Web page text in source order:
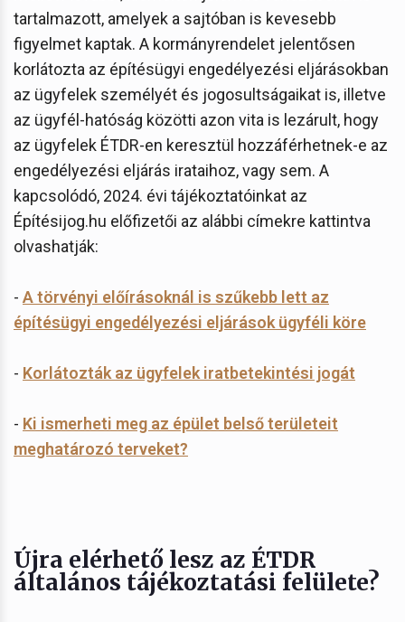
tartalmazott, amelyek a sajtóban is kevesebb
figyelmet kaptak. A kormányrendelet jelentősen
korlátozta az építésügyi engedélyezési eljárásokban
az ügyfelek személyét és jogosultságaikat is, illetve
az ügyfél-hatóság közötti azon vita is lezárult, hogy
az ügyfelek ÉTDR-en keresztül hozzáférhetnek-e az
engedélyezési eljárás irataihoz, vagy sem. A
kapcsolódó, 2024. évi tájékoztatóinkat az
Építésijog.hu előfizetői az alábbi címekre kattintva
olvashatják:
- A törvényi előírásoknál is szűkebb lett az
építésügyi engedélyezési eljárások ügyféli köre
- Korlátozták az ügyfelek iratbetekintési jogát
- Ki ismerheti meg az épület belső területeit
meghatározó terveket?
Újra elérhető lesz az ÉTDR
általános tájékoztatási felülete?